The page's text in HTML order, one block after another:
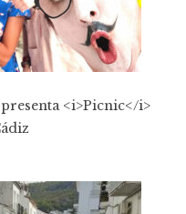
<i>Picnic</i>